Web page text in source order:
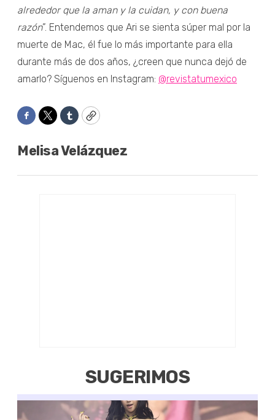
alrededor que la aman y la cuidan, y con buena
razón”. Entendemos que Ari se sienta súper mal por la
muerte de Mac, él fue lo más importante para ella
durante más de dos años, ¿creen que nunca dejó de
amarlo? Síguenos en Instagram: @revistatumexico
Facebook
TwitterTumblrCopy
Melisa Velázquez
SUGERIMOS